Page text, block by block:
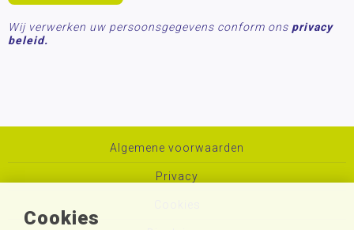
Cookies
Wij verwerken uw persoonsgegevens conform ons privacy
beleid.
Algemene voorwaarden
Privacy